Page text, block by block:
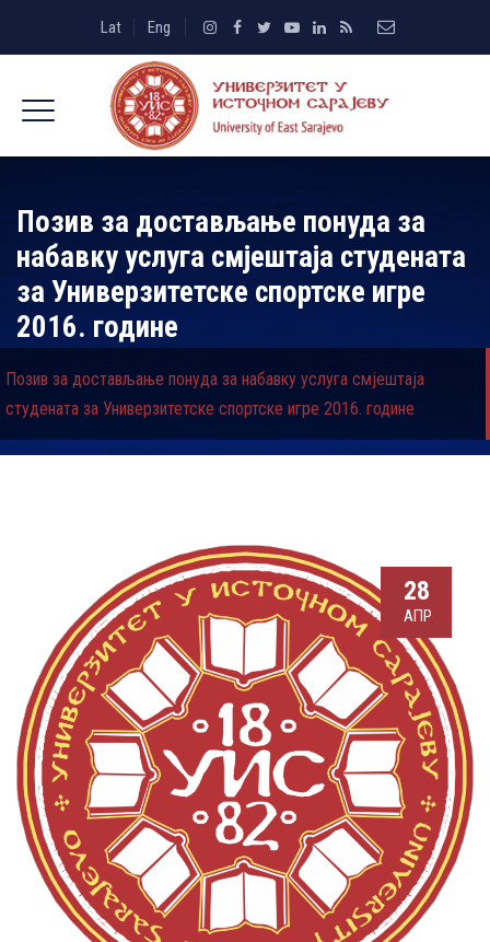
Lat Eng
Позив за достављање понуда за
набавку услуга смјештаја студената
за Универзитетске спортске игре
2016. године
Позив за достављање понуда за набавку услуга смјештаја
студената за Универзитетске спортске игре 2016. године
28
АПР